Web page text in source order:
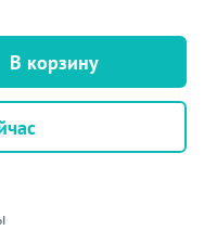
В корзину